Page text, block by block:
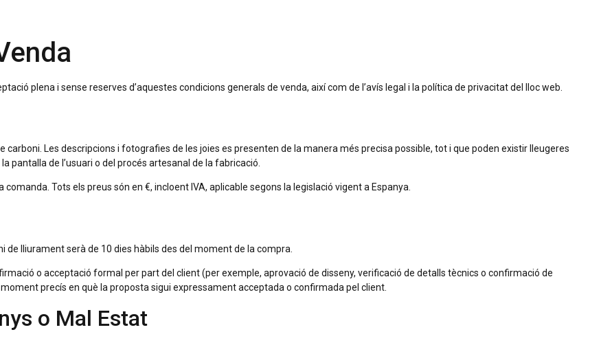
plena i sense reserves d’aquestes condicions generals de venda, així com de l’avís legal i la política de privacitat del lloc web.
carboni. Les descripcions i fotografies de les joies es presenten de la manera més precisa possible, tot i que poden existir lleugeres
pantalla de l’usuari o del procés artesanal de la fabricació.
Tots els preus són en €, incloent IVA, aplicable segons la legislació vigent a Espanya.
lliurament serà de 10 dies hàbils des del moment de la compra.
o acceptació formal per part del client (per exemple, aprovació de disseny, verificació de detalls tècnics o confirmació de
precís en què la proposta sigui expressament acceptada o confirmada pel client.
o Mal Estat